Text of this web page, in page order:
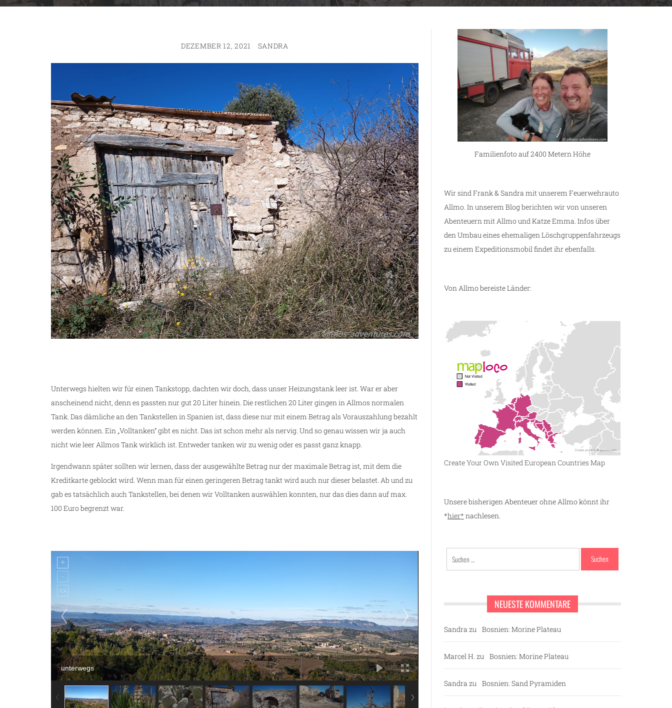
DEZEMBER 12, 2021 SANDRA
Unterwegs hielten wir für einen Tankstopp, dachten wir doch, dass unser Heizungstank leer ist. War er aber
anscheinend nicht, denn es passten nur gut 20 Liter hinein. Die restlichen 20 Liter gingen in Allmos normalen
Tank. Das dämliche an den Tankstellen in Spanien ist, dass diese nur mit einem Betrag als Vorauszahlung bezahlt
werden können. Ein „Volltanken“ gibt es nicht. Das ist schon mehr als nervig. Und so genau wissen wir ja auch
nicht wie leer Allmos Tank wirklich ist. Entweder tanken wir zu wenig oder es passt ganz knapp.
Irgendwann später sollten wir lernen, dass der ausgewählte Betrag nur der maximale Betrag ist, mit dem die
Kreditkarte geblockt wird. Wenn man für einen geringeren Betrag tankt wird auch nur dieser belastet. Ab und zu
gab es tatsächlich auch Tankstellen, bei denen wir Volltanken auswählen konnten, nur das dies dann auf max.
100 Euro begrenzt war.
unterwegs
Familienfoto auf 2400 Metern Höhe
Wir sind Frank & Sandra mit unserem Feuerwehrauto
Allmo. In unserem Blog berichten wir von unseren
Abenteuern mit Allmo und Katze Emma. Infos über
den Umbau eines ehemaligen Löschgruppenfahrzeugs
zu einem Expeditionsmobil findet ihr ebenfalls.
Von Allmo bereiste Länder:
Create Your Own Visited European Countries Map
Unsere bisherigen Abenteuer ohne Allmo könnt ihr
*hier* nachlesen.
Suchen
nach:
NEUESTE KOMMENTARE
Sandra zu Bosnien: Morine Plateau
Marcel H. zu Bosnien: Morine Plateau
Sandra zu Bosnien: Sand Pyramiden